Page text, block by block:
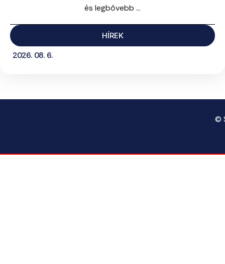
és legbővebb ...
HÍREK
2026. 08. 6.
©